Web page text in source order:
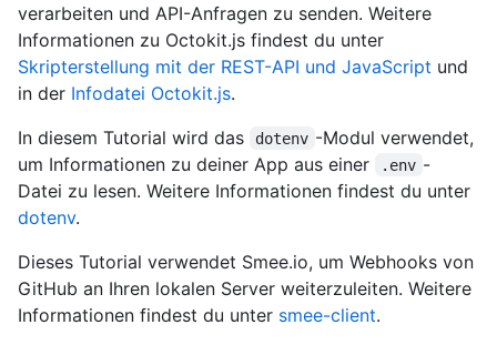
verarbeiten und API-Anfragen zu senden. Weitere
Informationen zu Octokit.js findest du unter
Skripterstellung mit der REST-API und JavaScript und
in der Infodatei Octokit.js.
In diesem Tutorial wird das
dotenv -Modul verwendet,
um Informationen zu deiner App aus einer
.env -
Datei zu lesen. Weitere Informationen findest du unter
dotenv.
Dieses Tutorial verwendet Smee.io, um Webhooks von
GitHub an Ihren lokalen Server weiterzuleiten. Weitere
Informationen findest du unter smee-client.